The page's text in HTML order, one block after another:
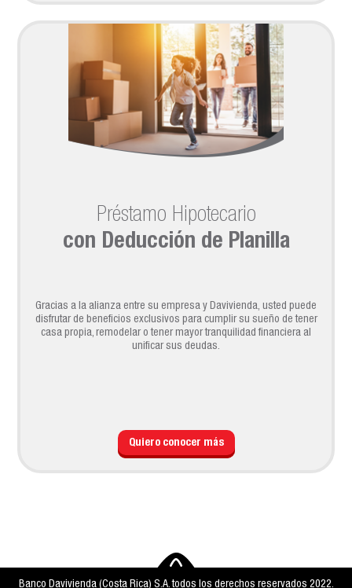
Préstamo Hipotecario
con Deducción de Planilla
Gracias a la alianza entre su empresa y Davivienda, usted puede
disfrutar de beneficios exclusivos para cumplir su sueño de tener
casa propia, remodelar o tener mayor tranquilidad financiera al
unificar sus deudas.
Quiero conocer más
Banco Davivienda (Costa Rica) S.A. todos los derechos reservados 2022.